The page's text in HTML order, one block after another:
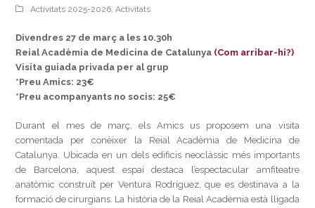
Activitats 2025-2026,Activitats
Divendres 27 de març a les 10.30h
Reial Acadèmia de Medicina de Catalunya (Com arribar-hi?)
Visita guiada privada per al grup
*Preu Amics: 23€
*Preu acompanyants no socis: 25€
Durant el mes de març, els Amics us proposem una visita
comentada per conèixer la Reial Acadèmia de Medicina de
Catalunya. Ubicada en un dels edificis neoclàssic més importants
de Barcelona, aquest espai destaca l’espectacular amfiteatre
anatòmic construït per Ventura Rodríguez, que es destinava a la
formació de cirurgians. La història de la Reial Acadèmia està lligada